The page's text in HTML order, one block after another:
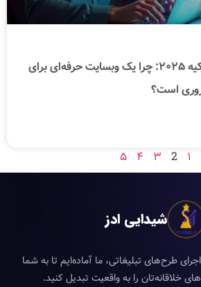
طراحی سایت در ترکیه 2025: چرا یک وبسایت حرفه‌ای برای
است؟
1
2
3
4
5
شیدایی ادز
طرح‌های تبلیغاتی، ما آماده‌ایم تا به شما
خلاقانه‌تان را به واقعیت تبدیل کنید.